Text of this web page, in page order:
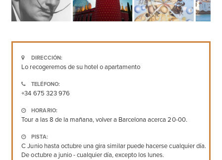
DIRECCIÓN:
Lo recogeremos de su hotel o apartamento
TELÉFONO:
+34 675 323 976
HORARIO:
Tour a las 8 de la mañana, volver a Barcelona acerca 20-00.
PISTA:
C Junio ​​hasta octubre una gira similar puede hacerse cualquier día.
De octubre a junio - cualquier día, excepto los lunes.